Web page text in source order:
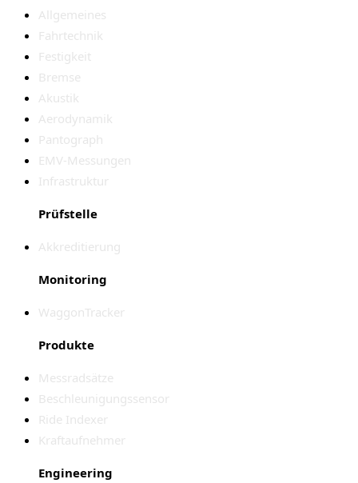
Allgemeines
Fahrtechnik
Festigkeit
Bremse
Akustik
Aerodynamik
Pantograph
EMV-Messungen
Infrastruktur
Prüfstelle
Akkreditierung
Monitoring
WaggonTracker
Produkte
Messradsätze
Beschleunigungssensor
Ride Indexer
Kraftaufnehmer
Engineering